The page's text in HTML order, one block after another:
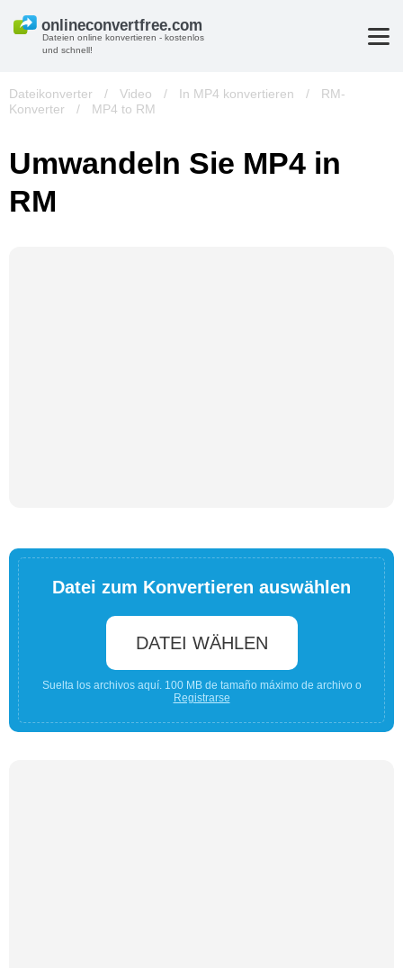
Dateien online konvertieren - kostenlos
und schnell!
Dateikonverter / Video / In MP4 konvertieren /
RM-
Konverter
/ MP4 to RM
Umwandeln Sie MP4 in
RM
Datei zum Konvertieren auswählen
DATEI WÄHLEN
Suelta los archivos aquí. 100 MB de tamaño máximo de archivo o
Registrarse